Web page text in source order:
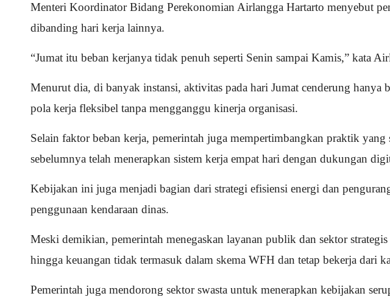
Menteri Koordinator Bidang Perekonomian Airlangga Hartarto menyebut
dibanding hari kerja lainnya.
“Jumat itu beban kerjanya tidak penuh seperti Senin sampai Kamis,” kata
Menurut dia, di banyak instansi, aktivitas pada hari Jumat cenderung
pola kerja fleksibel tanpa mengganggu kinerja organisasi.
Selain faktor beban kerja, pemerintah juga mempertimbangkan praktik
sebelumnya telah menerapkan sistem kerja empat hari dengan dukungan
Kebijakan ini juga menjadi bagian dari strategi efisiensi energi dan
penggunaan kendaraan dinas.
Meski demikian, pemerintah menegaskan layanan publik dan sektor
hingga keuangan tidak termasuk dalam skema WFH dan tetap bekerja dari
Pemerintah juga mendorong sektor swasta untuk menerapkan kebijakan